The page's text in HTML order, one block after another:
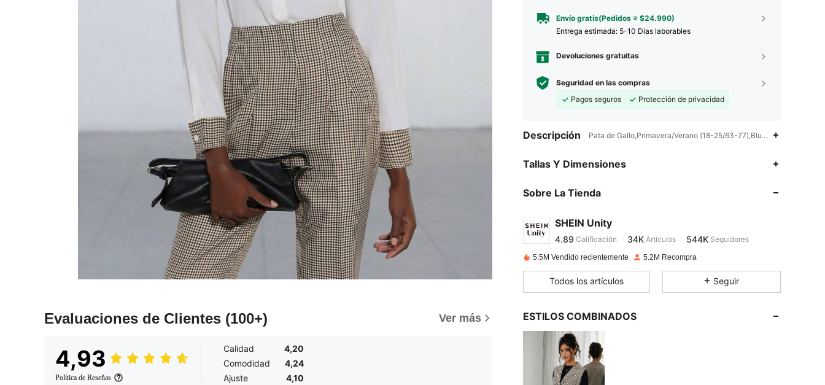
Evaluaciones de Clientes (100+) Ver más
4,93
Política de Reseñas
Calidad
4,20
Comodidad
4,24
Ajuste
4,10
Envío gratis(Pedidos ≥ $24.990)
Entrega estimada: 5-10 Días laborables
Devoluciones gratuitas
Seguridad en las compras
Pagos seguros
Protección de privacidad
Descripción Pata de Gallo,Primavera/Verano (18-25/63-77),Blusa
Tallas Y Dimensiones
Sobre La Tienda
SHEIN Unity
4,89
4,89
Calificación
s***3pagó Hace 1 día
4,89 34K 544K
4,89
4,89
5.5M Vendido recientemente 5.2M Recompra
Todos los artículos Seguir
ESTILOS COMBINADOS